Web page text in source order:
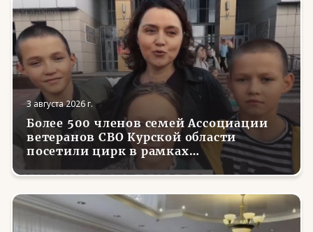
3 августа 2026 г.
Более 500 членов семей Ассоциации
ветеранов СВО Курской области
посетили цирк в рамках
всероссийской акции